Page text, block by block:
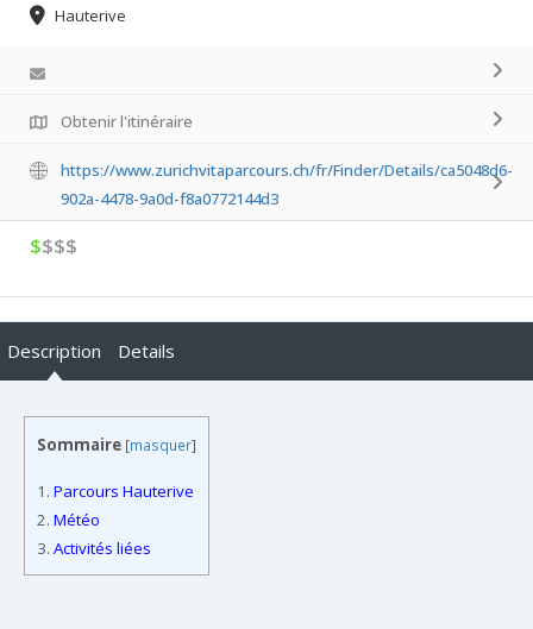
Hauterive
Obtenir l'itinéraire
https://www.zurichvitaparcours.ch/fr/Finder/Details/ca5048d6-
902a-4478-9a0d-f8a0772144d3
$$$$
Description Details
Sommaire [masquer]
1. Parcours Hauterive
2. Météo
3. Activités liées